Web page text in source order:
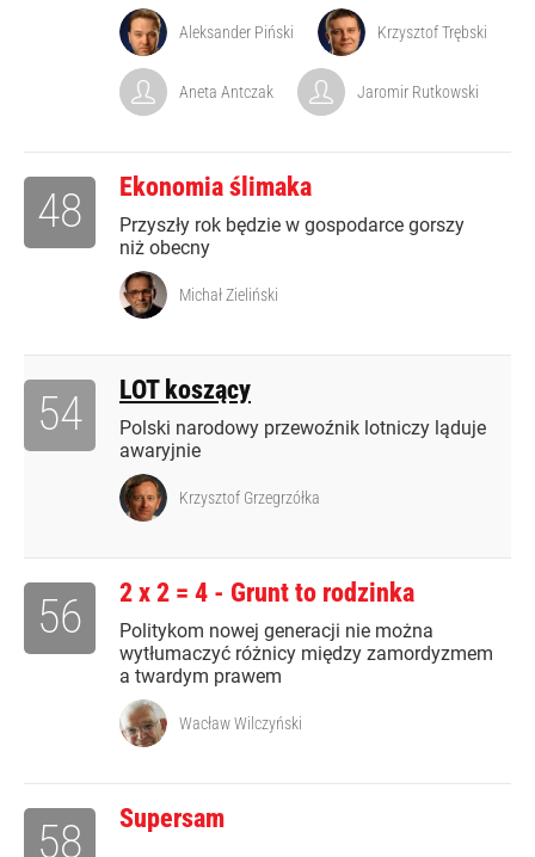
Aleksander Piński Krzysztof Trębski
Aneta Antczak Jaromir Rutkowski
Ekonomia ślimaka
Przyszły rok będzie w gospodarce gorszy
niż obecny
48
Michał Zieliński
LOT koszący
Polski narodowy przewoźnik lotniczy ląduje
awaryjnie
54
Krzysztof Grzegrzółka
2 x 2 = 4 - Grunt to rodzinka
Politykom nowej generacji nie można
wytłumaczyć różnicy między zamordyzmem
a twardym prawem
56
Wacław Wilczyński
Supersam
58